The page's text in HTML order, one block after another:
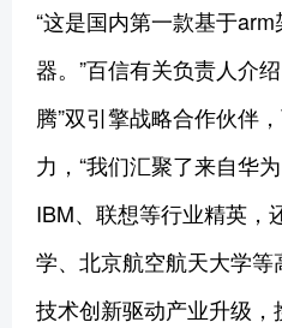
“这是国内第一款基于
器。”百信有关负责人介
腾”双引擎战略合作伙伴
力，“我们汇聚了来自华
IBM、联想等行业精英，
学、北京航空航天大学
技术创新驱动产业升级